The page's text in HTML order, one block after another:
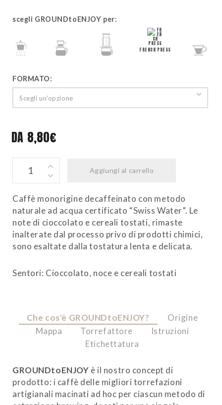
scegli GROUNDtoENJOY per:
FRENCH PRESS
FORMATO:
Scegli un'opzione
DA 8,80€
BRASILE
quantity
Aggiungi al carrello
Caffè monorigine decaffeinato con metodo
naturale ad acqua certificato “Swiss Water”. Le
note di cioccolato e cereali tostati, rimaste
inalterate dal processo privo di prodotti chimici,
sono esaltate dalla tostatura lenta e delicata.
Sentori: Cioccolato, noce e cereali tostati
Che cos'è GROUNDtoENJOY?
Origine
Mappa
Torrefattore
Istruzioni
Etichettatura
GROUNDtoENJOY è il nostro concept di
prodotto: i caffè delle migliori torrefazioni
artigianali macinati ad hoc per ciascun metodo di